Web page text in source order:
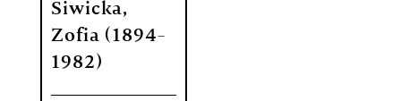
Siwicka,
Zofia (1894-
1982)